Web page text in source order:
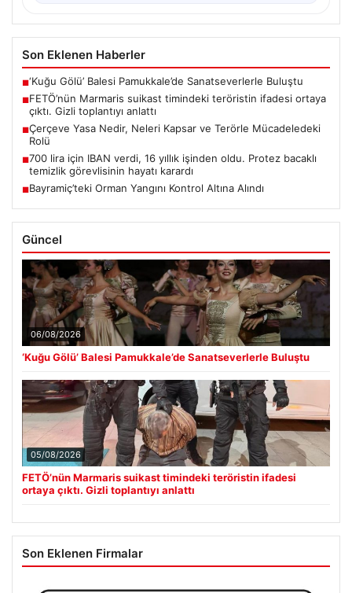
Son Eklenen Haberler
■‘Kuğu Gölü’ Balesi Pamukkale’de Sanatseverlerle Buluştu
■FETÖ’nün Marmaris suikast timindeki teröristin ifadesi ortaya
çıktı. Gizli toplantıyı anlattı
■Çerçeve Yasa Nedir, Neleri Kapsar ve Terörle Mücadeledeki
Rolü
■700 lira için IBAN verdi, 16 yıllık işinden oldu. Protez bacaklı
temizlik görevlisinin hayatı karardı
■Bayramiç’teki Orman Yangını Kontrol Altına Alındı
Güncel
06/08/2026
‘Kuğu Gölü’ Balesi Pamukkale’de Sanatseverlerle Buluştu
05/08/2026
FETÖ’nün Marmaris suikast timindeki teröristin ifadesi
ortaya çıktı. Gizli toplantıyı anlattı
Son Eklenen Firmalar